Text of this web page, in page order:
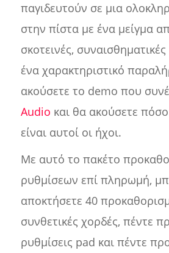
παγιδευτούν σε μια
στην πίστα με ένα μείγμα
σκοτεινές,
ένα χαρακτηριστικό
ακούσετε το demo που
Audio και θα ακούσετε
είναι αυτοί οι ήχοι.
Με αυτό το πακέτο
ρυθμίσεων επί πληρωμή,
αποκτήσετε 40
συνθετικές χορδές, πέντε
ρυθμίσεις pad και πέντε